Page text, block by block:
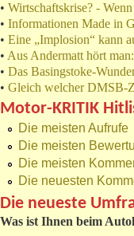
• Wirtschaftskrise? -
• Informationen Made in
• Eine „Implosion“ kann
• Aus Andermatt hört
• Das Basingstoke-
• Gleich welcher DMSB-
Motor-KRITIK
Die meisten Aufrufe
Die meisten
Die meisten
Die neuesten
Die neueste
Was ist Ihnen beim